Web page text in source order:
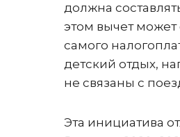
должна
этом вычет может
самого
детский отдых,
не связаны с
Эта инициатива